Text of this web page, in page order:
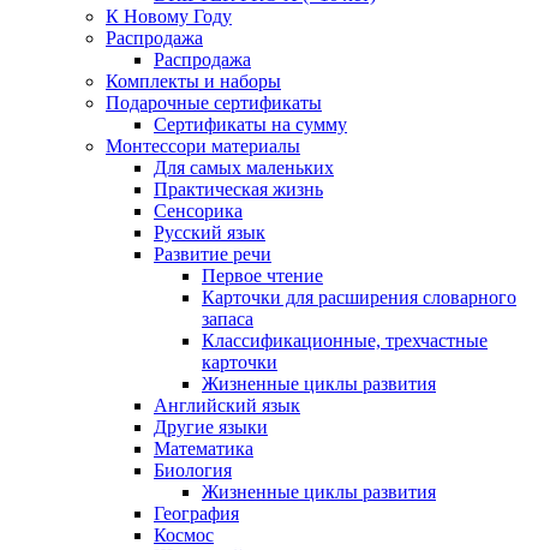
К Новому Году
Распродажа
Распродажа
Комплекты и наборы
Подарочные сертификаты
Сертификаты на сумму
Монтессори материалы
Для самых маленьких
Практическая жизнь
Сенсорика
Русский язык
Развитие речи
Первое чтение
Карточки для расширения словарного
запаса
Классификационные, трехчастные
карточки
Жизненные циклы развития
Английский язык
Другие языки
Математика
Биология
Жизненные циклы развития
География
Космос